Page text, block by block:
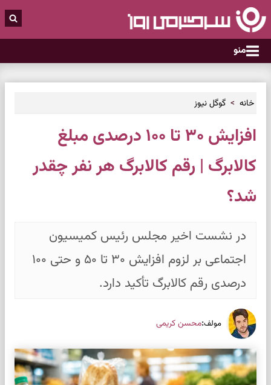
منو
خانه گوگل نیوز
افزایش ۳۰ تا ۱۰۰ درصدی مبلغ
کالابرگ | رقم کالابرگ هر نفر چقدر
شد؟
در نشست اخیر مجلس رئیس کمیسیون
اجتماعی بر لزوم افزایش ۳۰ تا ۵۰ و حتی ۱۰۰
درصدی رقم کالابرگ تأکید دارد.
مولف:محسن کریمی